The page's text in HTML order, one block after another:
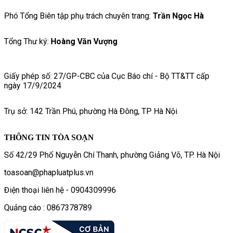
Phó Tổng Biên tập phụ trách chuyên trang: Trần Ngọc Hà
Tổng Thư ký: Hoàng Văn Vượng
Giấy phép số: 27/GP-CBC của Cục Báo chí - Bộ TT&TT cấp
ngày 17/9/2024
Trụ sở: 142 Trần Phú, phường Hà Đông, TP Hà Nội
THÔNG TIN TÒA SOẠN
Số 42/29 Phố Nguyễn Chí Thanh, phường Giảng Võ, TP. Hà Nội
toasoan@phapluatplus.vn
Điện thoại liên hệ - 0904309996
Quảng cáo : 0867378789